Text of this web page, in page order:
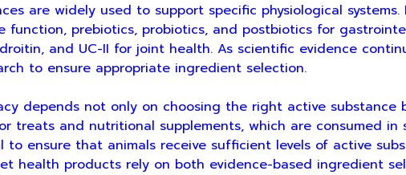
widely used to support specific physiological systems.
function, prebiotics, probiotics, and postbiotics for
and UC-II for joint health. As scientific evidence
to ensure appropriate ingredient selection.
not only on choosing the right active substance
treats and nutritional supplements, which are consumed
to ensure that animals receive sufficient levels of active
health products rely on both evidence-based ingredient